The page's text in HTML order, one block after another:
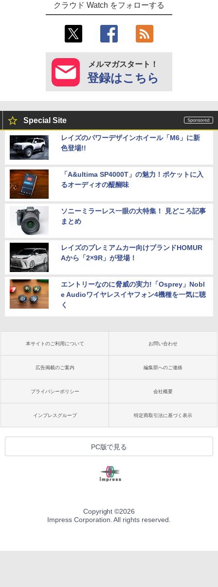
クラウド Watch をフォローする
メルマガスタート！
登録はこちら
Special Site
レイズのパワーデザインホイール「M6」に新
色登場!!
「A&ultima SP4000T」の魅力！ポケットに入
るオーディオの醍醐味
ソニーミラーレス一眼の大特集！ 見どころ記事
まとめ
レイズのプレミアムカー向けブランドHOMUR
Aから「2×9R」が登場！
エントリーなのに脅威の実力!「Osprey」Nobl
e Audioワイヤレスイヤフォン4機種を一気に聴
く
本サイトのご利用について お問い合わせ
広告掲載のご案内 編集部へのご連絡
プライバシーポリシー 会社概要
インプレスグループ 特定商取引法に基づく表示
PC版で見る
Copyright ©2026
Impress Corporation. All rights reserved.